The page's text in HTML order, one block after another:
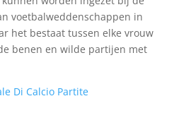
voetbalweddenschappen in
het bestaat tussen elke vrouw
benen en wilde partijen met
Di Calcio Partite